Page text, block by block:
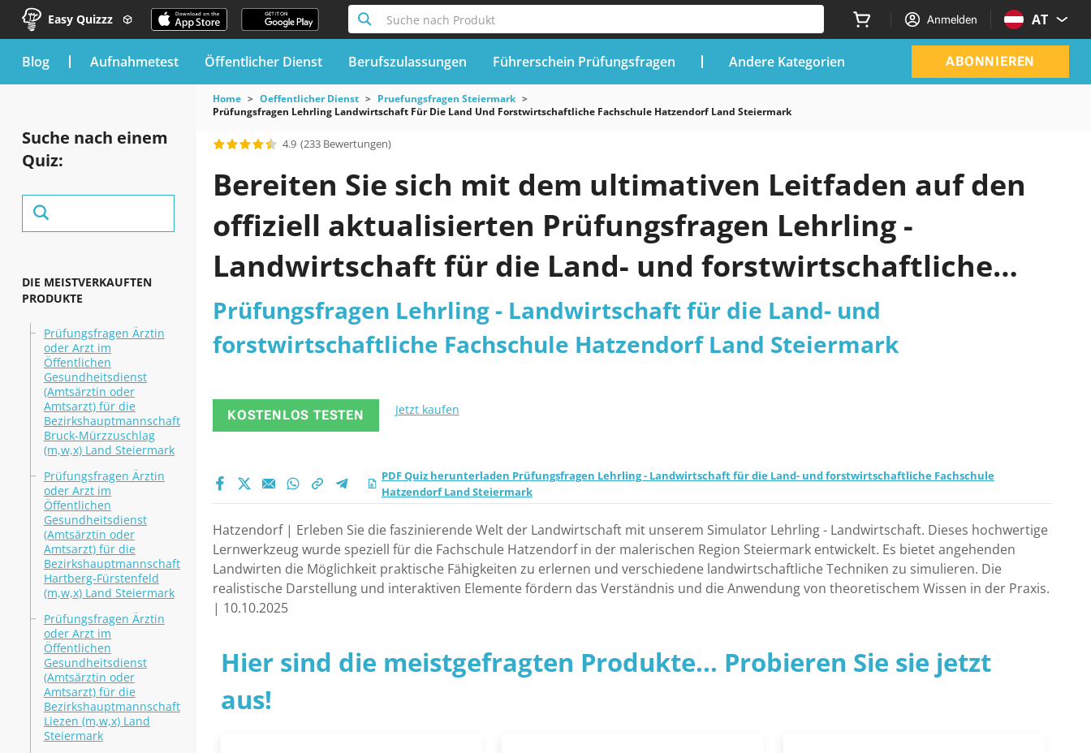
Easy Quizzz Suche nach Produkt Anmelden AT
blog Aufnahmetest Öffentlicher Dienst Berufszulassungen Führerschein Prüfungsfragen Andere Kategorien ABONNIEREN
Suche nach einem
Quiz:
DIE MEISTVERKAUFTEN
PRODUKTE
Prüfungsfragen Ärztin
oder Arzt im
Öffentlichen
Gesundheitsdienst
(Amtsärztin oder
Amtsarzt) für die
Bezirkshauptmannschaft
Bruck-Mürzzuschlag
(m,w,x) Land Steiermark
Prüfungsfragen Ärztin
oder Arzt im
Öffentlichen
Gesundheitsdienst
(Amtsärztin oder
Amtsarzt) für die
Bezirkshauptmannschaft
Hartberg-Fürstenfeld
(m,w,x) Land Steiermark
Prüfungsfragen Ärztin
oder Arzt im
Öffentlichen
Gesundheitsdienst
(Amtsärztin oder
Amtsarzt) für die
Bezirkshauptmannschaft
Liezen (m,w,x) Land
Steiermark
Home Oeffentlicher Dienst
Pruefungsfragen Steiermark
Prüfungsfragen Lehrling Landwirtschaft Für Die Land Und Forstwirtschaftliche Fachschule Hatzendorf Land Steiermark
4.9 (233 Bewertungen)
Bereiten Sie sich mit dem ultimativen Leitfaden auf den
offiziell aktualisierten Prüfungsfragen Lehrling -
Landwirtschaft für die Land- und forstwirtschaftliche
Fachschule Hatzendorf Land Steiermark Übungstest 2026
vor
Prüfungsfragen Lehrling - Landwirtschaft für die Land- und
forstwirtschaftliche Fachschule Hatzendorf Land Steiermark
KOSTENLOS TESTEN Jetzt kaufen
PDF Quiz herunterladen Prüfungsfragen Lehrling - Landwirtschaft für die Land- und forstwirtschaftliche Fachschule
Hatzendorf Land Steiermark
Hatzendorf | Erleben Sie die faszinierende Welt der Landwirtschaft mit unserem Simulator Lehrling - Landwirtschaft. Dieses hochwertige
Lernwerkzeug wurde speziell für die Fachschule Hatzendorf in der malerischen Region Steiermark entwickelt. Es bietet angehenden
Landwirten die Möglichkeit praktische Fähigkeiten zu erlernen und verschiedene landwirtschaftliche Techniken zu simulieren. Die
realistische Darstellung und interaktiven Elemente fördern das Verständnis und die Anwendung von theoretischem Wissen in der Praxis.
| 10.10.2025
Hier sind die meistgefragten Produkte... Probieren Sie sie jetzt
aus!